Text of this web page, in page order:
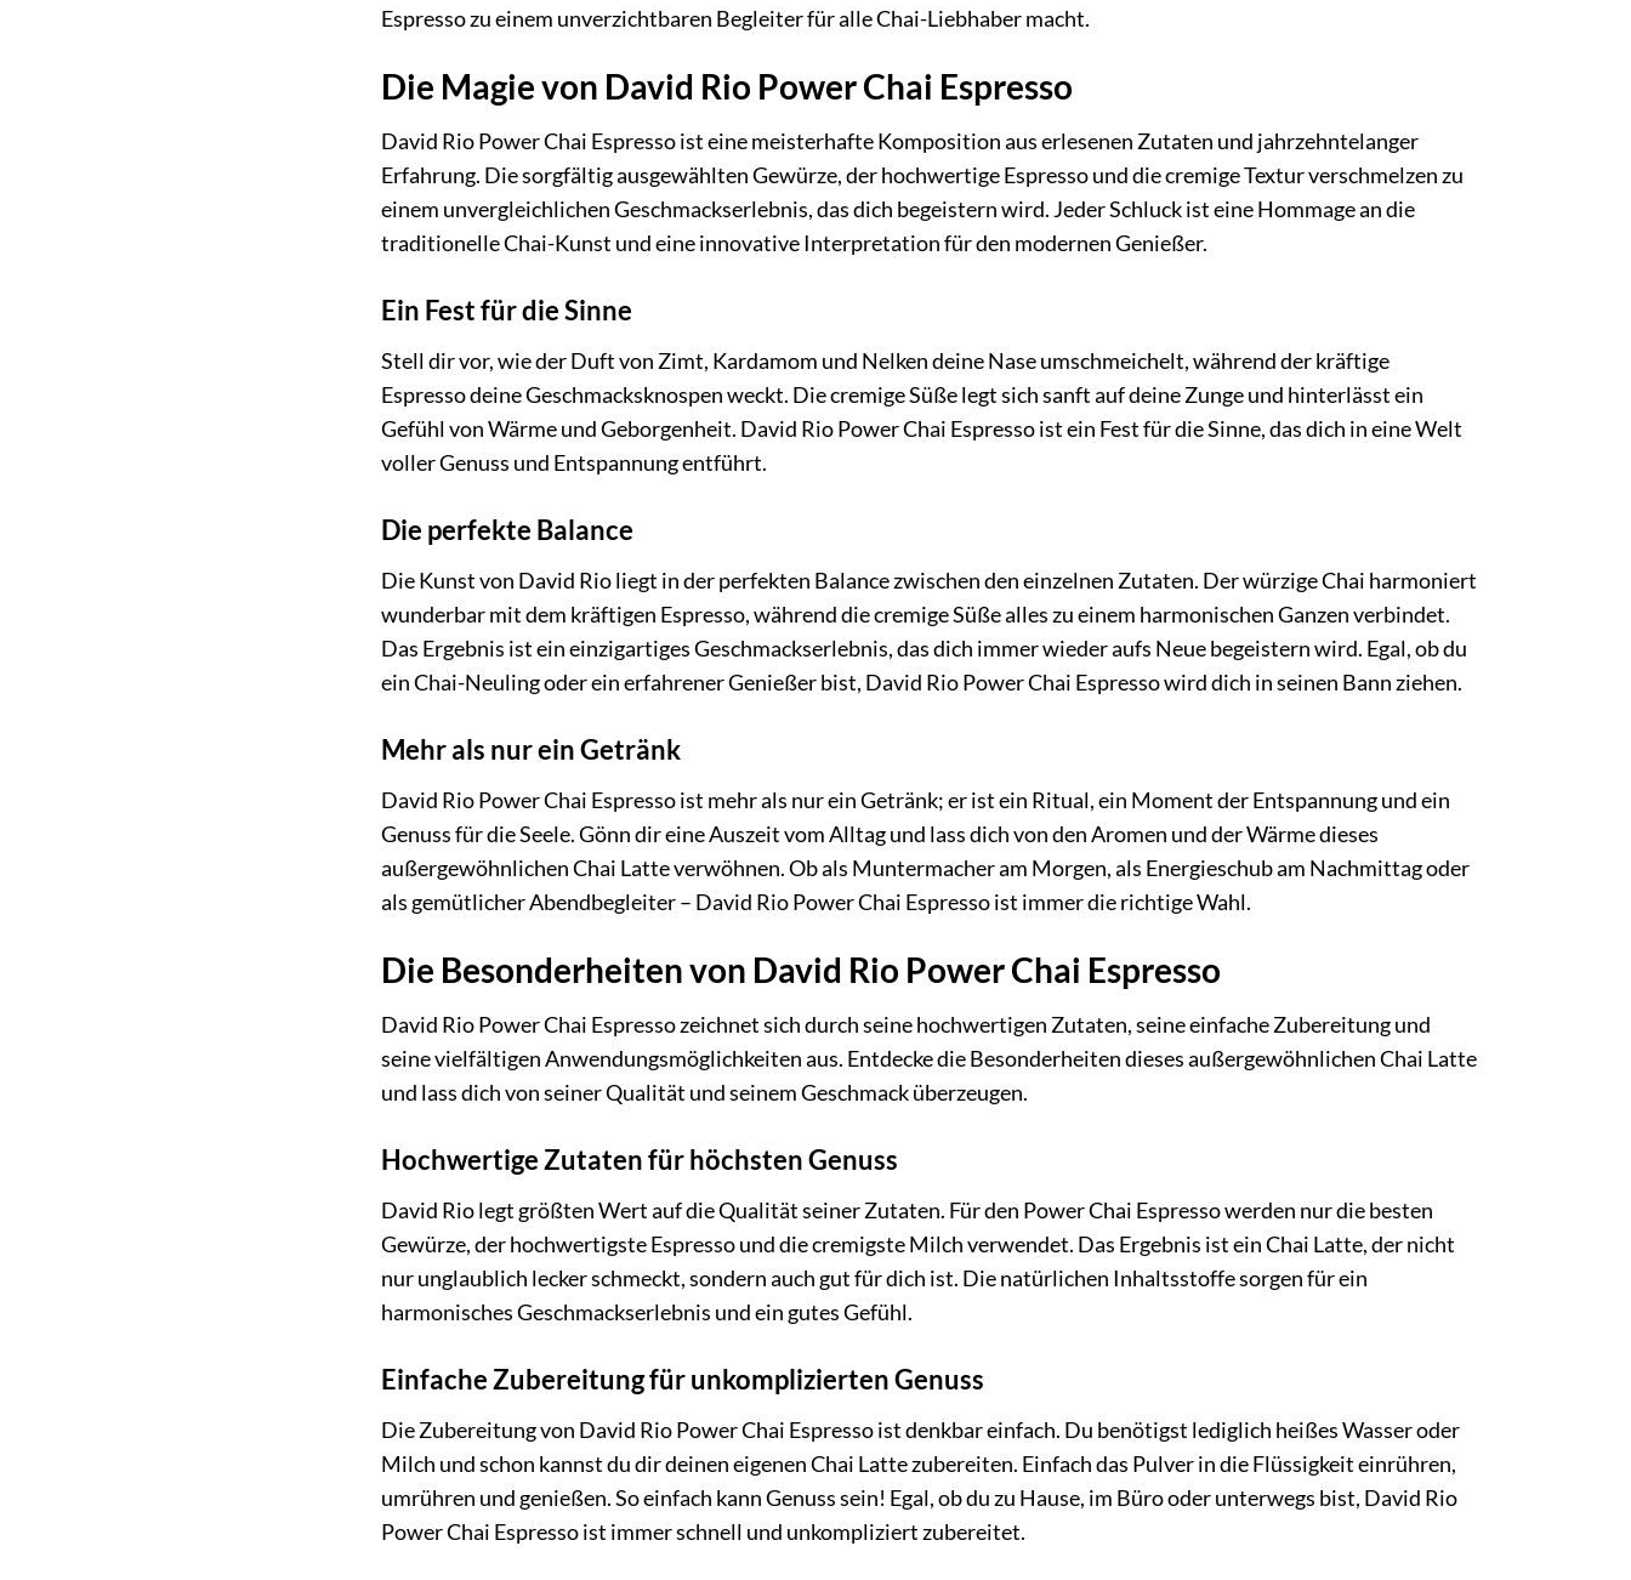
Espresso zu einem unverzichtbaren Begleiter für alle Chai-Liebhaber macht.
Die Magie von David Rio Power Chai Espresso
David Rio Power Chai Espresso ist eine meisterhafte Komposition aus erlesenen Zutaten und jahrzehntelanger
Erfahrung. Die sorgfältig ausgewählten Gewürze, der hochwertige Espresso und die cremige Textur verschmelzen zu
einem unvergleichlichen Geschmackserlebnis, das dich begeistern wird. Jeder Schluck ist eine Hommage an die
traditionelle Chai-Kunst und eine innovative Interpretation für den modernen Genießer.
Ein Fest für die Sinne
Stell dir vor, wie der Duft von Zimt, Kardamom und Nelken deine Nase umschmeichelt, während der kräftige
Espresso deine Geschmacksknospen weckt. Die cremige Süße legt sich sanft auf deine Zunge und hinterlässt ein
Gefühl von Wärme und Geborgenheit. David Rio Power Chai Espresso ist ein Fest für die Sinne, das dich in eine Welt
voller Genuss und Entspannung entführt.
Die perfekte Balance
Die Kunst von David Rio liegt in der perfekten Balance zwischen den einzelnen Zutaten. Der würzige Chai harmoniert
wunderbar mit dem kräftigen Espresso, während die cremige Süße alles zu einem harmonischen Ganzen verbindet.
Das Ergebnis ist ein einzigartiges Geschmackserlebnis, das dich immer wieder aufs Neue begeistern wird. Egal, ob du
ein Chai-Neuling oder ein erfahrener Genießer bist, David Rio Power Chai Espresso wird dich in seinen Bann ziehen.
Mehr als nur ein Getränk
David Rio Power Chai Espresso ist mehr als nur ein Getränk; er ist ein Ritual, ein Moment der Entspannung und ein
Genuss für die Seele. Gönn dir eine Auszeit vom Alltag und lass dich von den Aromen und der Wärme dieses
außergewöhnlichen Chai Latte verwöhnen. Ob als Muntermacher am Morgen, als Energieschub am Nachmittag oder
als gemütlicher Abendbegleiter – David Rio Power Chai Espresso ist immer die richtige Wahl.
Die Besonderheiten von David Rio Power Chai Espresso
David Rio Power Chai Espresso zeichnet sich durch seine hochwertigen Zutaten, seine einfache Zubereitung und
seine vielfältigen Anwendungsmöglichkeiten aus. Entdecke die Besonderheiten dieses außergewöhnlichen Chai Latte
und lass dich von seiner Qualität und seinem Geschmack überzeugen.
Hochwertige Zutaten für höchsten Genuss
David Rio legt größten Wert auf die Qualität seiner Zutaten. Für den Power Chai Espresso werden nur die besten
Gewürze, der hochwertigste Espresso und die cremigste Milch verwendet. Das Ergebnis ist ein Chai Latte, der nicht
nur unglaublich lecker schmeckt, sondern auch gut für dich ist. Die natürlichen Inhaltsstoffe sorgen für ein
harmonisches Geschmackserlebnis und ein gutes Gefühl.
Einfache Zubereitung für unkomplizierten Genuss
Die Zubereitung von David Rio Power Chai Espresso ist denkbar einfach. Du benötigst lediglich heißes Wasser oder
Milch und schon kannst du dir deinen eigenen Chai Latte zubereiten. Einfach das Pulver in die Flüssigkeit einrühren,
umrühren und genießen. So einfach kann Genuss sein! Egal, ob du zu Hause, im Büro oder unterwegs bist, David Rio
Power Chai Espresso ist immer schnell und unkompliziert zubereitet.